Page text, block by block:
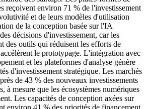
reçoivent environ 71 % de l'investissement
et de leurs modèles d'utilisation
de la conception basée sur l'IA
décisions d'investissement, car les
des outils qui réduisent les efforts de
le prototypage. L'intégration avec
et les plateformes d'analyse génère
d'investissement stratégique. Les marchés
de 43 % des nouveaux investissements
à mesure que les écosystèmes numériques
Les capacités de conception axées sur
environ 41 % des priorités de financement,